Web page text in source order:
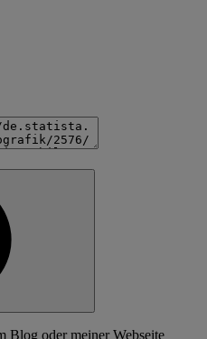
Blog oder meiner Webseite